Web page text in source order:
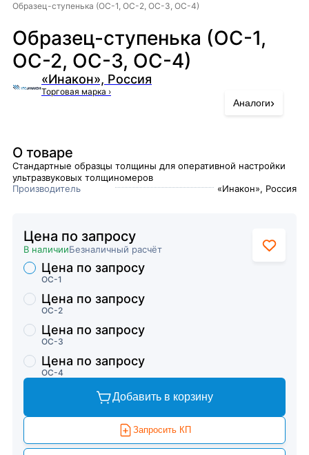
Образец-ступенька (ОС-1, ОС-2, ОС-3, ОС-4)
Образец-ступенька (ОС-1,
ОС-2, ОС-3, ОС-4)
«Инакон», Россия
Торговая марка ›
Аналоги›
О товаре
Стандартные образцы толщины для оперативной настройки
ультразвуковых толщиномеров
Производитель
«Инакон», Россия
Цена по запросу
В наличииБезналичный расчёт
Торговые предложения
ОС-1
Цена по запросу
ОС-2
Цена по запросу
ОС-3
Цена по запросу
ОС-4
Цена по запросу
Добавить в корзину
Запросить КП